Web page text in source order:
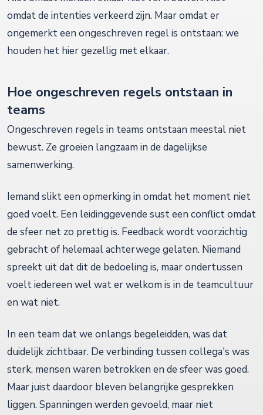
omdat de intenties verkeerd zijn. Maar omdat er
ongemerkt een ongeschreven regel is ontstaan: we
houden het hier gezellig met elkaar.
Hoe ongeschreven regels ontstaan in
teams
Ongeschreven regels in teams ontstaan meestal niet
bewust. Ze groeien langzaam in de dagelijkse
samenwerking.
Iemand slikt een opmerking in omdat het moment niet
goed voelt. Een leidinggevende sust een conflict omdat
de sfeer net zo prettig is. Feedback wordt voorzichtig
gebracht of helemaal achterwege gelaten. Niemand
spreekt uit dat dit de bedoeling is, maar ondertussen
voelt iedereen wel wat er welkom is in de teamcultuur
en wat niet.
In een team dat we onlangs begeleidden, was dat
duidelijk zichtbaar. De verbinding tussen collega's was
sterk, mensen waren betrokken en de sfeer was goed.
Maar juist daardoor bleven belangrijke gesprekken
liggen. Spanningen werden gevoeld, maar niet